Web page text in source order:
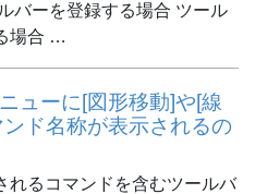
バーを登録する場合 ツール
場合 …
ューに[図形移動]や[線
ド名称が表示されるの
れるコマンドを含むツールバ